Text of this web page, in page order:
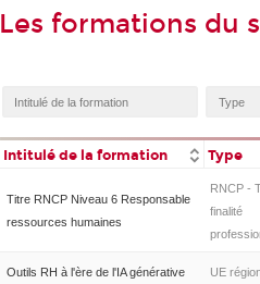
Les formations du
Intitulé de la formation Type
Titre RNCP Niveau 6 Responsable
ressources humaines
RNCP -
finalité
Outils RH à l'ère de l'IA générative UE